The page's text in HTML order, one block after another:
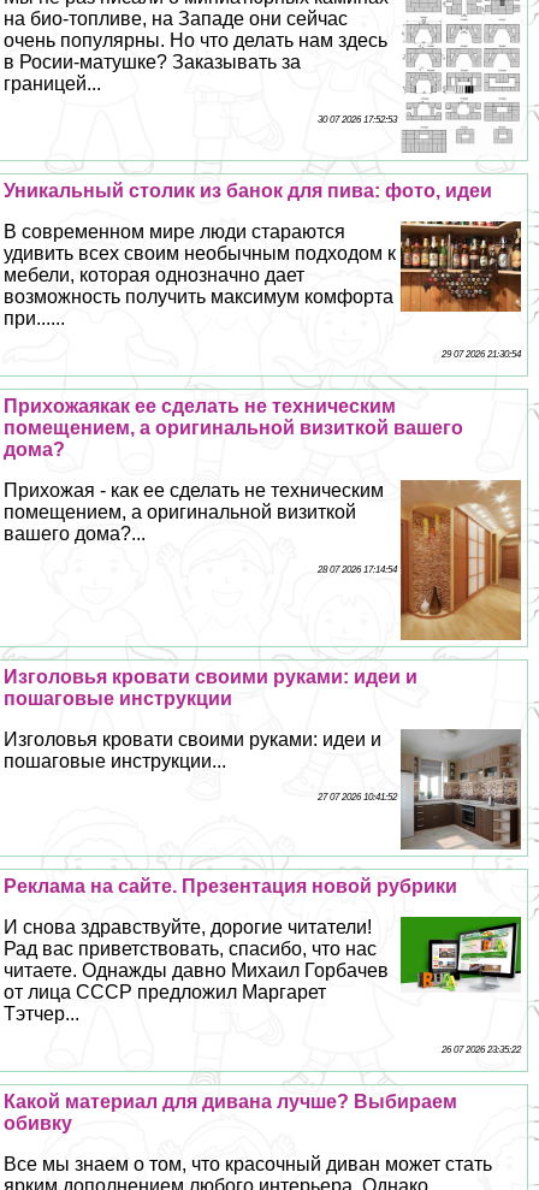
на био-топливе, на Западе они сейчас
очень популярны. Но что делать нам здесь
в Росии-матушке? Заказывать за
границей...
30 07 2026 17:52:53
Уникальный столик из банок для пива: фото, идеи
В современном мире люди стараются
удивить всех своим необычным подходом к
мебели, которая однозначно дает
возможность получить максимум комфорта
при......
29 07 2026 21:30:54
Прихожаякак ее сделать не техническим
помещением, а оригинальной визиткой вашего
дома?
Прихожая - как ее сделать не техническим
помещением, а оригинальной визиткой
вашего дома?...
28 07 2026 17:14:54
Изголовья кровати своими руками: идеи и
пошаговые инструкции
Изголовья кровати своими руками: идеи и
пошаговые инструкции...
27 07 2026 10:41:52
Реклама на сайте. Презентация новой рубрики
И снова здравствуйте, дорогие читатели!
Рад вас приветствовать, спасибо, что нас
читаете. Однажды давно Михаил Горбачев
от лица СССР предложил Маргарет
Тэтчер...
26 07 2026 23:35:22
Какой материал для дивана лучше? Выбираем
обивку
Все мы знаем о том, что красочный диван может стать